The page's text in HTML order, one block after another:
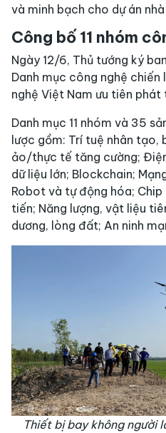
và minh bạch cho dự án
Công bố 11 nhóm
Ngày 12/6, Thủ tướng ký
Danh mục công nghệ
nghệ Việt Nam ưu tiên
Danh mục 11 nhóm và 35
lược gồm: Trí tuệ nhân tạo,
ảo/thực tế tăng cường;
dữ liệu lớn; Blockchain;
Robot và tự động hóa;
tiến; Năng lượng, vật liệu
dương, lòng đất; An ninh
Thiết bị bay không người